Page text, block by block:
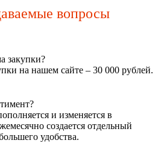
вопросы
закупки?
на нашем сайте – 30 000 рублей.
и изменяется в
создается отдельный
удобства.